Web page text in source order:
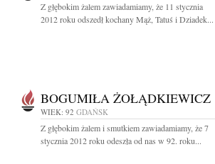
Z głębokim żalem zawiadamiamy, że 11 stycznia
2012 roku odszedł kochany Mąż, Tatuś i Dziadek...
BOGUMIŁA ŻOŁĄDKIEWICZ
WIEK: 92 GDAŃSK
Z głębokim żalem i smutkiem zawiadamiamy, że 7
stycznia 2012 roku odeszła od nas w 92. roku...